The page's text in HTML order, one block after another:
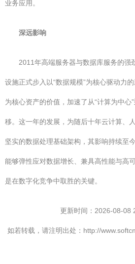
业务应用。
深远影响
2011年高端服务器与数据库服务的强
设施正式步入以“数据规模”为核心驱动力
为核心资产的价值，加速了从“计算为中心
移。这一年的发展，为随后十年云计算、
坚实的数据处理基础架构，其影响持续至
能够弹性应对数据增长、兼具高性能与高
是在数字化竞争中取胜的关键。
更新时间：2026-08-08
如若转载，请注明出处：http://